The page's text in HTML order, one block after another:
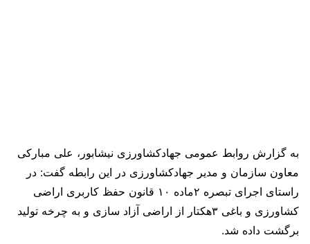
به گزارش روابط عمومی جهادکشاورزی نیشابور، علی مبارکی
معاون سازمان و مدیر جهادکشاورزی در این رابطه گفت: در
راستای اجرای تبصره ۲ماده ۱۰ قانون حفظ کاربری اراضی
کشاورزی و باغی ۳هکتار از اراضی آزاد سازی و به چرخه تولید
برگشت داده شد.